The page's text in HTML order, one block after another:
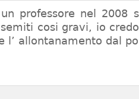
professore nel 2008
cosi gravi, io
l’ allontanamento dal